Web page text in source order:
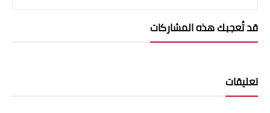
تُعجبك هذه المشاركات